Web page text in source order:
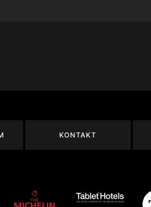
KONTAKT